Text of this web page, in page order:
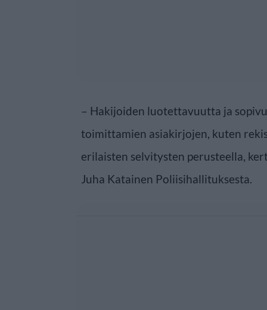
– Hakijoiden luotettavuutta ja
toimittamien asiakirjojen, kuten
erilaisten selvitysten perusteella,
Juha Katainen Poliisihallituksesta.